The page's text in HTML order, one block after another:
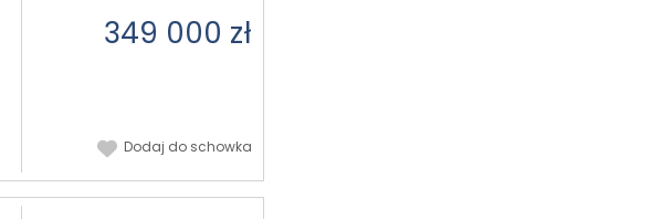
349 000 zł
Dodaj do schowka